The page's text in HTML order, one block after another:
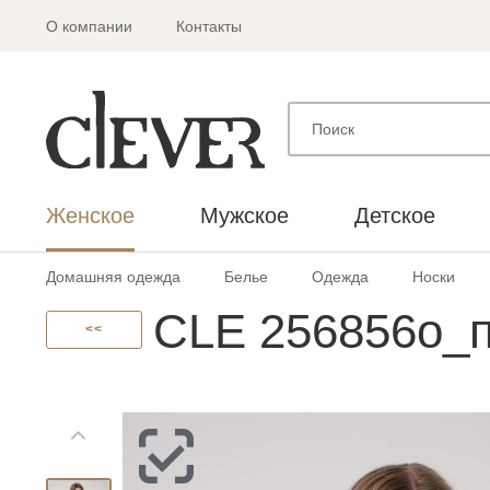
О компании Контакты
Женское Мужское Детское
Домашняя одежда Белье Одежда Носки
<< CLE